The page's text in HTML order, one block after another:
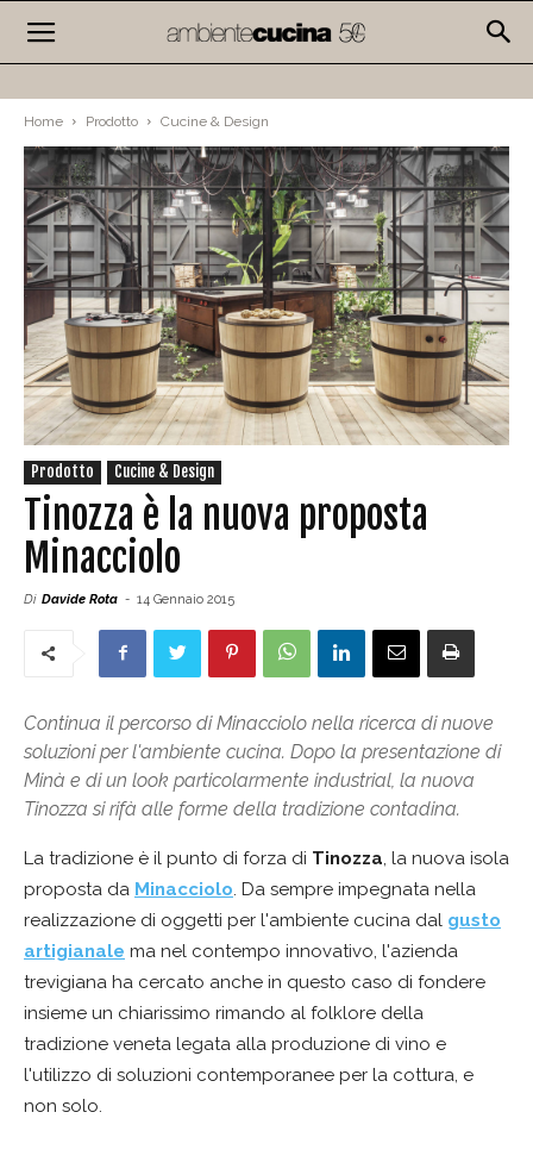
Home Prodotto Cucine & Design
Prodotto Cucine & Design
Tinozza è la nuova proposta
Minacciolo
Di Davide Rota - 14 Gennaio 2015
Continua il percorso di Minacciolo nella ricerca di nuove
soluzioni per l'ambiente cucina. Dopo la presentazione di
Minà e di un look particolarmente industrial, la nuova
Tinozza si rifà alle forme della tradizione contadina.
La tradizione è il punto di forza di Tinozza, la nuova isola
proposta da Minacciolo. Da sempre impegnata nella
realizzazione di oggetti per l'ambiente cucina dal gusto
artigianale ma nel contempo innovativo, l'azienda
trevigiana ha cercato anche in questo caso di fondere
insieme un chiarissimo rimando al folklore della
tradizione veneta legata alla produzione di vino e
l'utilizzo di soluzioni contemporanee per la cottura, e
non solo.